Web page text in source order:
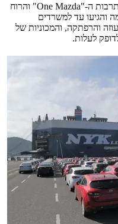
כיוון שהחברה התפתחה בכל העולם, תרבות ה-"One Mazda" והרוח
עד למשרדים
והרפתקה, והמכוניות של
לעלות.